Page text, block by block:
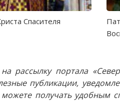
Спасителя
рассылку портала
публикации,
получать удобным